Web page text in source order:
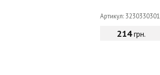
Артикул: 3230330301
214грн.